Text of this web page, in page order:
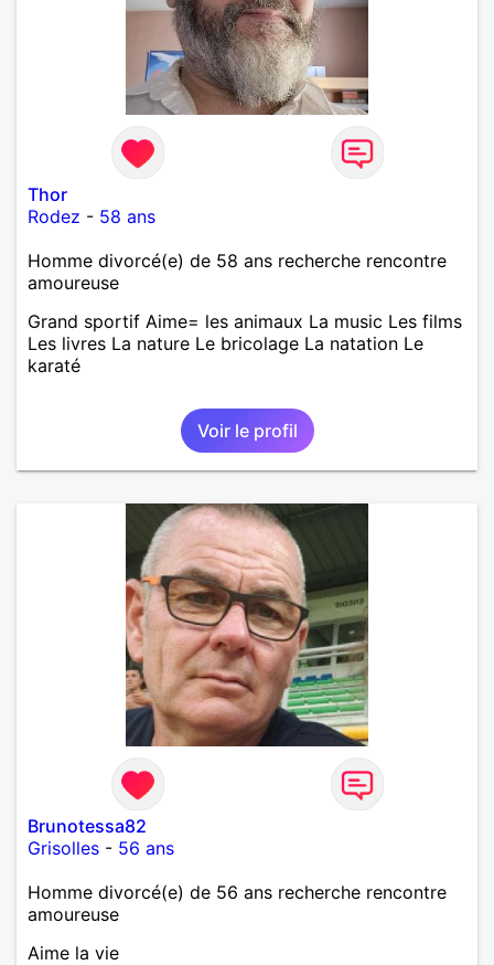
Thor
Rodez - 58 ans
Homme divorcé(e) de 58 ans recherche rencontre
amoureuse
Grand sportif Aime= les animaux La music Les films
Les livres La nature Le bricolage La natation Le
karaté
Voir le profil
Brunotessa82
Grisolles - 56 ans
Homme divorcé(e) de 56 ans recherche rencontre
amoureuse
Aime la vie